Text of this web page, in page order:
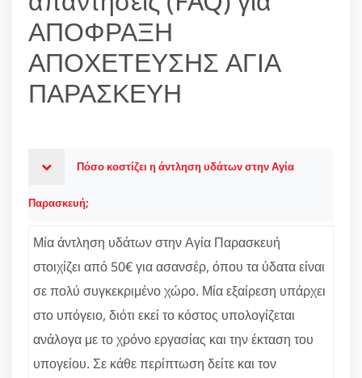
ΑΠΟΦΡΑΞΗ
ΑΠΟΧΕΤΕΥΣΗΣ ΑΓΙΑ
ΠΑΡΑΣΚΕΥΗ
Πόσο κοστίζει η άντληση υδάτων στην Αγία
Παρασκευή;
Μία άντληση υδάτων στην Αγία Παρασκευή
στοιχίζει από 50€ για ασανσέρ, όπου τα ύδατα είναι
σε πολύ συγκεκριμένο χώρο. Μία εξαίρεση υπάρχει
στο υπόγειο, διότι εκεί το κόστος υπολογίζεται
ανάλογα με το χρόνο εργασίας και την έκταση του
υπογείου. Σε κάθε περίπτωση δείτε και τον